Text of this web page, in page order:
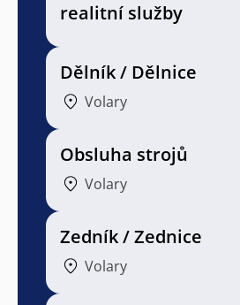
realitní služby
Dělník / Dělnice
Volary
Obsluha strojů
Volary
Zedník / Zednice
Volary